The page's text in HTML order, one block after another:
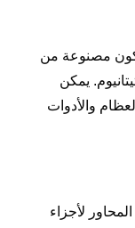
تكون مصنوعة من
يمكن
والأدوات
لأجزاء